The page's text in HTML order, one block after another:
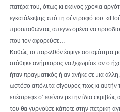
πατέρα του, όπως κι εκείνος χρόνια
εγκατάλειψης από τη σύντροφό του. «Πού
προσπαθώντας απεγνωσμένα να
που τον αφορούσε…
Καθώς το παρελθόν έσμιγε ασταμάτητα
στάθηκε ανήμπορος να ξεχωρίσει αν ο
ήταν πραγματικός ή αν ανήκε σε μια
ωστόσο απόλυτα σίγουρος πως κι
επέστρεφε σ’ εκείνον με την ίδια
του θα γυρνούσε κάποτε στην πατρική